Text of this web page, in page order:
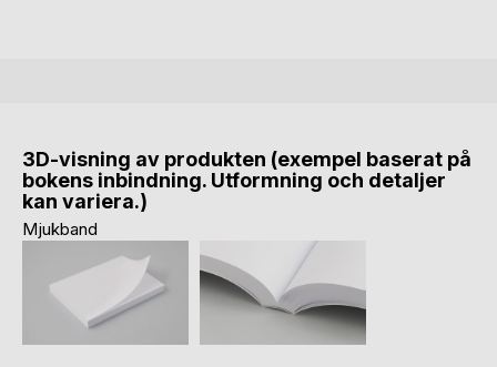
3D-visning av produkten (exempel baserat på
bokens inbindning. Utformning och detaljer
kan variera.)
Mjukband